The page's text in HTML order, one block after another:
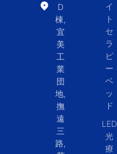
D
棟,
宜
美
工
業
団
地,
撫
遠
三
路,
イ
ト
セ
ラ
ピ
ー
ベ
ッ
ド
LED
光
療